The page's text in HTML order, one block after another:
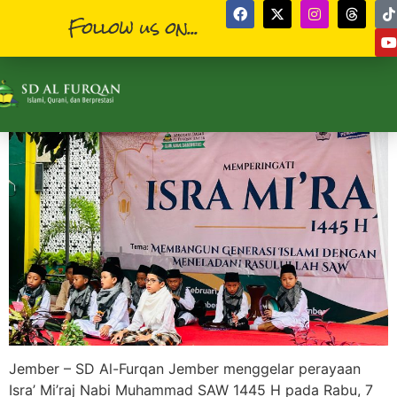
Follow us on...
Jember – SD Al-Furqan Jember menggelar perayaan
Isra’ Mi’raj Nabi Muhammad SAW 1445 H pada Rabu, 7